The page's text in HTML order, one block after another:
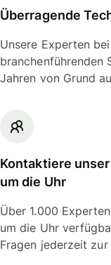
Überragende
Unsere Experten
branchenführenden
Jahren von Grund
Kontaktiere
um die Uhr
Über 1.000
um die Uhr
Fragen jederzeit zur